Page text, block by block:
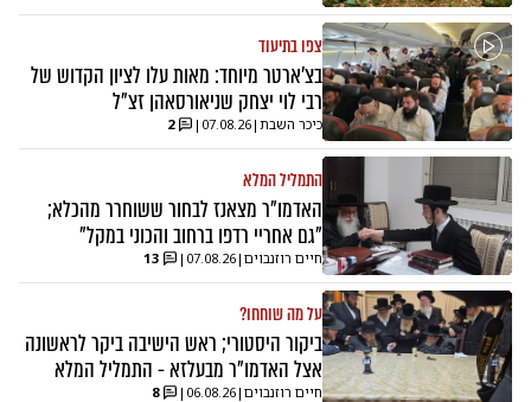
צפו בתיעוד
בצ'ארטר מיוחד: מאות עלו לציון הקדוש של
רבי לוי יצחק שניאורסאהן זצ"ל
כיכר השבת |
07.08.26
|
2
התמליל המלא
האדמו"ר מצאנז לבחור ששוחרר מהכלא;
"גם אחריי רדפו ברחוב והכוני במקל"
חיים רוזנבוים |
07.08.26
|
13
על מה שוחחו?
ביקור היסטורי; ראש הישיבה ביקר לראשונה
אצל האדמו"ר מבעלזא - התמליל המלא
חיים רוזנבוים |
06.08.26
|
8